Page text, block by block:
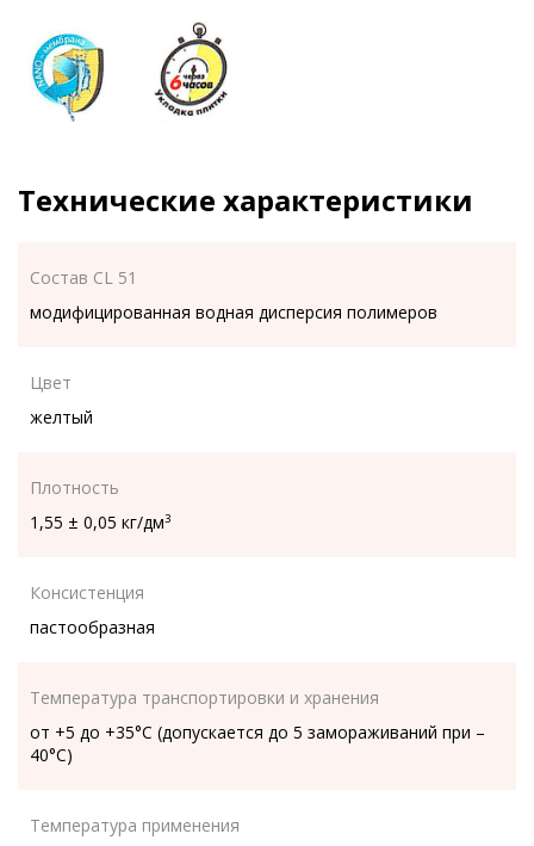
Технические характеристики
Состав CL 51
модифицированная водная дисперсия полимеров
Цвет
желтый
Плотность
1,55 ± 0,05 кг/дм3
Консистенция
пастообразная
Температура транспортировки и хранения
от +5 до +35°C (допускается до 5 замораживаний при –
40°C)
Температура применения